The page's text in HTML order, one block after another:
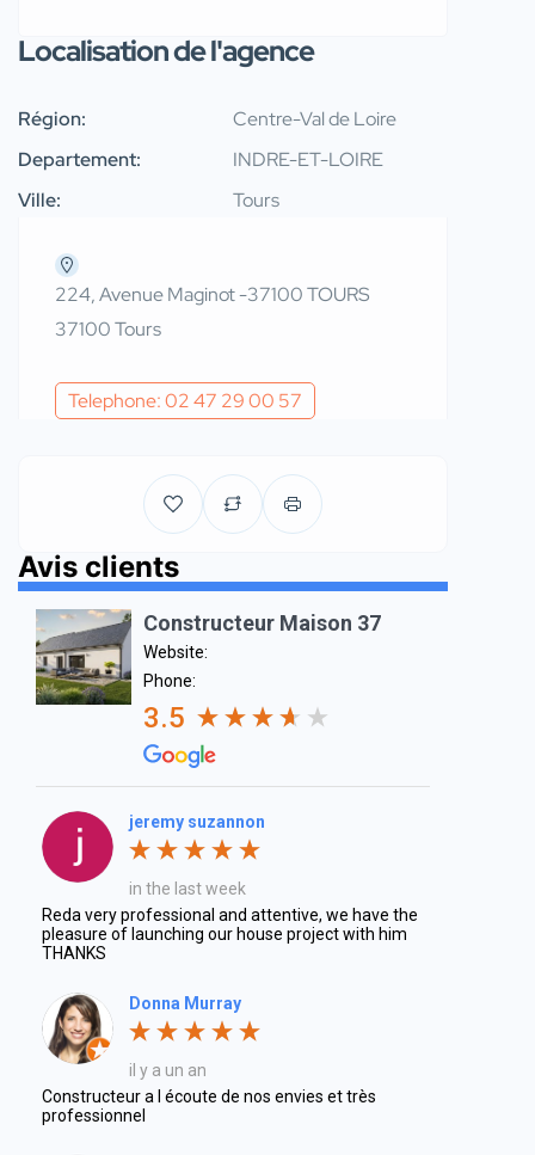
Localisation de l'agence
Région:
Centre-Val de Loire
Departement:
INDRE-ET-LOIRE
Ville:
Tours
224, Avenue Maginot -37100 TOURS
37100 Tours
Telephone: 02 47 29 00 57
Avis clients
Constructeur Maison 37
Website:
Phone:
3.5
jeremy suzannon
in the last week
Reda very professional and attentive, we have the
pleasure of launching our house project with him
THANKS
Donna Murray
il y a un an
Constructeur a l écoute de nos envies et très
professionnel